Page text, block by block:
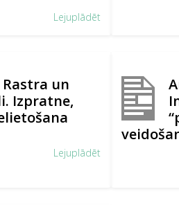
Lejuplādēt
Rastra un
Izpratne,
Lejuplādēt